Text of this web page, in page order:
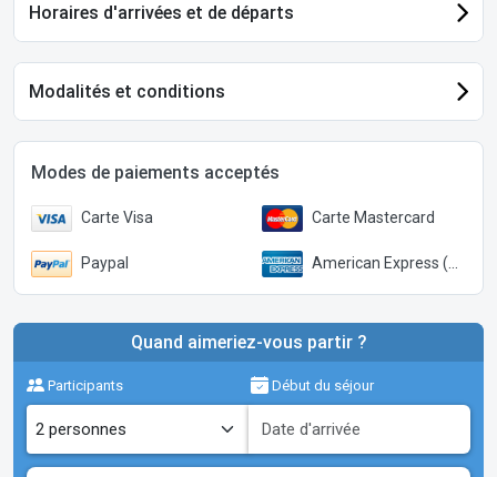
Horaires d'arrivées et de départs
Modalités et conditions
Modes de paiements acceptés
Carte Visa Carte Mastercard
Paypal American Express (Paypal)
Quand aimeriez-vous partir ?
Participants Début du séjour